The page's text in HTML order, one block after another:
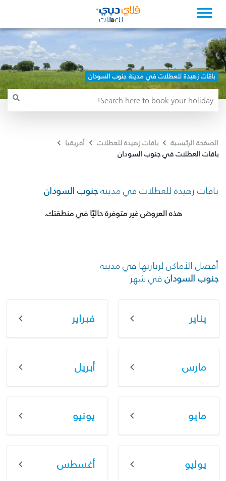
باقات زهيدة للعطلات في مدينة جنوب السودان
الصفحة الرئيسية باقات زهيدة للعطلات
أفريقيا
باقات العطلات في جنوب السودان
باقات زهيدة للعطلات في مدينةجنوب السودان
هذه العروض غير متوفرة حاليًا في منطقتك.
أفضل الأماكن لزيارتها في مدينة
جنوب السودان في شهر
يناير فبراير
مارس أبريل
مايو يونيو
يوليو أغسطس